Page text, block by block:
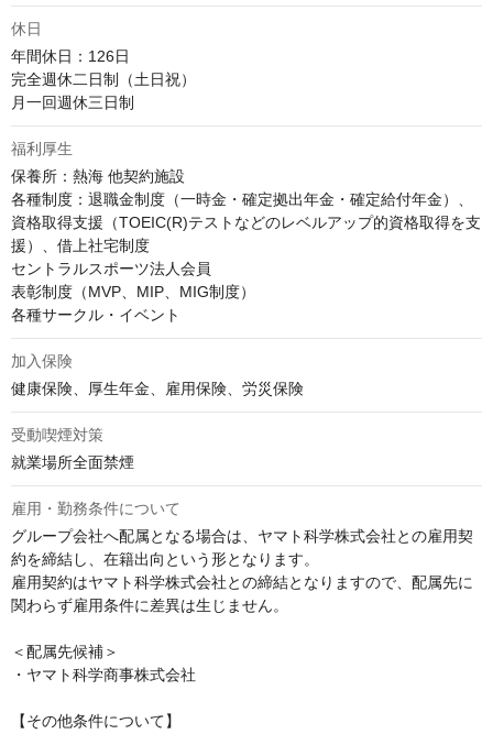
休日
年間休日：126日
完全週休二日制（土日祝）
月一回週休三日制
福利厚生
保養所：熱海 他契約施設
各種制度：退職金制度（一時金・確定拠出年金・確定給付年金）、
資格取得支援（TOEIC(R)テストなどのレベルアップ的資格取得を支
援）、借上社宅制度
セントラルスポーツ法人会員
表彰制度（MVP、MIP、MIG制度）
各種サークル・イベント
加入保険
健康保険、厚生年金、雇用保険、労災保険
受動喫煙対策
就業場所全面禁煙
雇用・勤務条件について
グループ会社へ配属となる場合は、ヤマト科学株式会社との雇用契
約を締結し、在籍出向という形となります。
雇用契約はヤマト科学株式会社との締結となりますので、配属先に
関わらず雇用条件に差異は生じません。
＜配属先候補＞
・ヤマト科学商事株式会社
【その他条件について】